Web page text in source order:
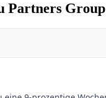
Partners Group